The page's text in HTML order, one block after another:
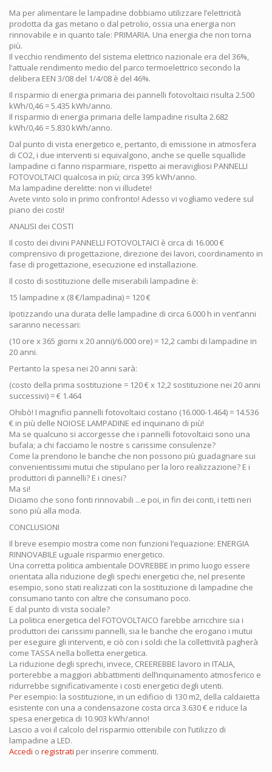
Ma per alimentare le lampadine dobbiamo utilizzare l’elettricità
prodotta da gas metano o dal petrolio, ossia una energia non
rinnovabile e in quanto tale: PRIMARIA. Una energia che non torna
più.
Il vecchio rendimento del sistema elettrico nazionale era del 36%,
l’attuale rendimento medio del parco termoelettrico secondo la
delibera EEN 3/08 del 1/4/08 è del 46%.
Il risparmio di energia primaria dei pannelli fotovoltaici risulta 2.500
kWh/0,46 = 5.435 kWh/anno.
Il risparmio di energia primaria delle lampadine risulta 2.682
kWh/0,46 = 5.830 kWh/anno.
Dal punto di vista energetico e, pertanto, di emissione in atmosfera
di CO2, i due interventi si equivalgono, anche se quelle squallide
lampadine ci fanno risparmiare, rispetto ai meravigliosi PANNELLI
FOTOVOLTAICI qualcosa in più; circa 395 kWh/anno.
Ma lampadine derelitte: non vi illudete!
Avete vinto solo in primo confronto! Adesso vi vogliamo vedere sul
piano dei costi!
ANALISI dei COSTI
Il costo dei divini PANNELLI FOTOVOLTAICI è circa di 16.000 €
comprensivo di progettazione, direzione dei lavori, coordinamento in
fase di progettazione, esecuzione ed installazione.
Il costo di sostituzione delle miserabili lampadine è:
15 lampadine x (8 €/lampadina) = 120 €
Ipotizzando una durata delle lampadine di circa 6.000 h in vent’anni
saranno necessari:
(10 ore x 365 giorni x 20 anni)/6.000 ore) = 12,2 cambi di lampadine in
20 anni.
Pertanto la spesa nei 20 anni sarà:
(costo della prima sostituzione = 120 € x 12,2 sostituzione nei 20 anni
successivi) = € 1.464
Ohibò! I magnifici pannelli fotovoltaici costano (16.000-1.464) = 14.536
€ in più delle NOIOSE LAMPADINE ed inquinano di più!
Ma se qualcuno si accorgesse che i pannelli fotovoltaici sono una
bufala; a chi facciamo le nostre s carissime consulenze?
Come la prendono le banche che non possono più guadagnare sui
convenientissimi mutui che stipulano per la loro realizzazione? E i
produttori di pannelli? E i cinesi?
Ma si!
Diciamo che sono fonti rinnovabili ...e poi, in fin dei conti, i tetti neri
sono più alla moda.
CONCLUSIONI
Il breve esempio mostra come non funzioni l’equazione: ENERGIA
RINNOVABILE uguale risparmio energetico.
Una corretta politica ambientale DOVREBBE in primo luogo essere
orientata alla riduzione degli spechi energetici che, nel presente
esempio, sono stati realizzati con la sostituzione di lampadine che
consumano tanto con altre che consumano poco.
E dal punto di vista sociale?
La politica energetica del FOTOVOLTAICO farebbe arricchire sia i
produttori dei carissimi pannelli, sia le banche che erogano i mutui
per eseguire gli interventi, e ciò con i soldi che la collettività pagherà
come TASSA nella bolletta energetica.
La riduzione degli sprechi, invece, CREEREBBE lavoro in ITALIA,
porterebbe a maggiori abbattimenti dell’inquinamento atmosferico e
ridurrebbe significativamente i costi energetici degli utenti.
Per esempio: la sostituzione, in un edificio di 130 m2, della caldaietta
esistente con una a condensazone costa circa 3.630 € e riduce la
spesa energetica di 10.903 kWh/anno!
Lascio a voi il calcolo del risparmio ottenibile con l’utilizzo di
lampadine a LED.
Accedi o registrati per inserire commenti.